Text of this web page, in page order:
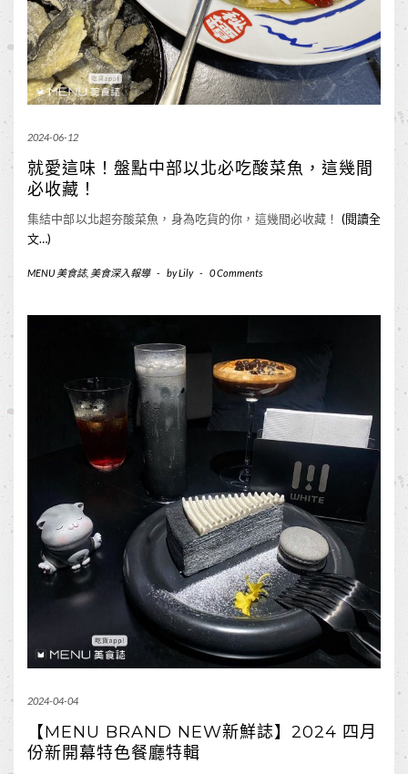
2024-06-12
就愛這味！盤點中部以北必吃酸菜魚，這幾間
必收藏！
集結中部以北超夯酸菜魚，身為吃貨的你，這幾間必收藏！ (閱讀全
文…)
MENU 美食誌, 美食深入報導 - byLily - 0 Comments
2024-04-04
【MENU BRAND NEW新鮮誌】2024 四月
份新開幕特色餐廳特輯